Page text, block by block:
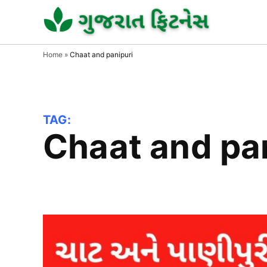
content
Home » Chaat and panipuri
TAG:
Chaat and